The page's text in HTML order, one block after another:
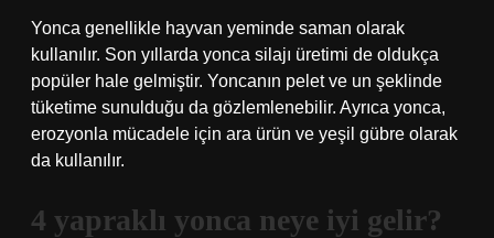
Yonca genellikle hayvan yeminde saman olarak
kullanılır. Son yıllarda yonca silajı üretimi de oldukça
popüler hale gelmiştir. Yoncanın pelet ve un şeklinde
tüketime sunulduğu da gözlemlenebilir. Ayrıca yonca,
erozyonla mücadele için ara ürün ve yeşil gübre olarak
da kullanılır.
4 yapraklı yonca neye iyi gelir?